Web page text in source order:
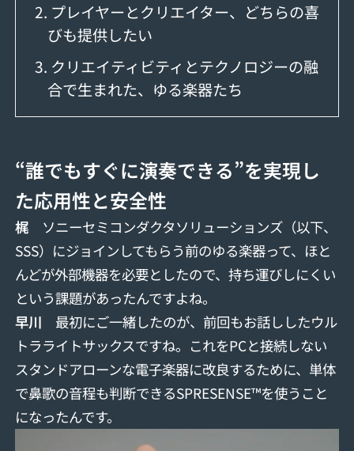
2. プレイヤーとクリエイター、どちらの喜
びも提供したい
3. クリエイティビティとテクノロジーの融
合で生まれた、ゆる楽器たち
“誰でもすぐに演奏できる”を実現し
た応用性と安全性
梶 ソニーセミコンダクタソリューションズ（以下、
SSS）にジョインしてもらう前のゆる楽器って、ほと
んどが外部機器を必要としたので、持ち運びしにくい
という課題があったんですよね。
早川 最初にご一緒したのが、前回もお話ししたウル
トラライトサックスですね。これをPCと接続しない
スタンドアローンな電子楽器に改良するために、単体
で鼻歌の音程も判断できるSPRESENSE™を使うこと
になったんです。